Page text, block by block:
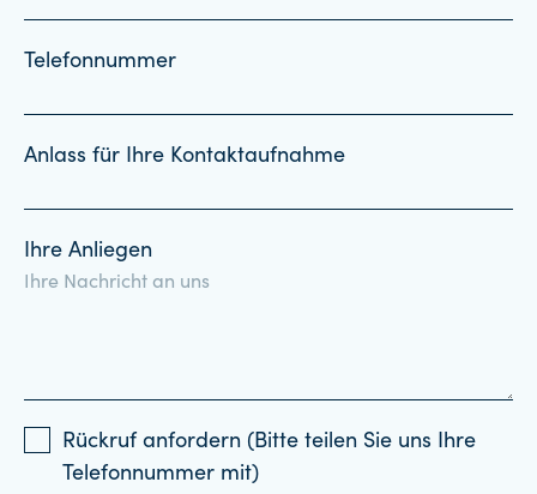
Telefonnummer
Anlass für Ihre Kontaktaufnahme
Ihre Anliegen
Rückruf anfordern (Bitte teilen Sie uns Ihre
Telefonnummer mit)